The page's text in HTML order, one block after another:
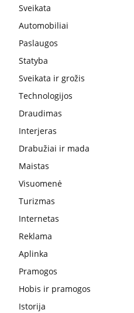
Sveikata
Automobiliai
Paslaugos
Statyba
Sveikata ir grožis
Technologijos
Draudimas
Interjeras
Drabužiai ir mada
Maistas
Visuomenė
Turizmas
Internetas
Reklama
Aplinka
Pramogos
Hobis ir pramogos
Istorija